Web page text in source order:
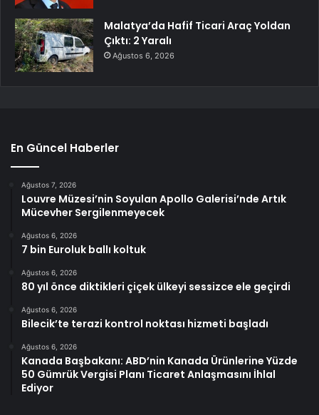
Malatya’da Hafif Ticari Araç Yoldan
Çıktı: 2 Yaralı
Ağustos 6, 2026
En Güncel Haberler
Ağustos 7, 2026
Louvre Müzesi’nin Soyulan Apollo Galerisi’nde Artık
Mücevher Sergilenmeyecek
Ağustos 6, 2026
7 bin Euroluk ballı koltuk
Ağustos 6, 2026
80 yıl önce diktikleri çiçek ülkeyi sessizce ele geçirdi
Ağustos 6, 2026
Bilecik’te terazi kontrol noktası hizmeti başladı
Ağustos 6, 2026
Kanada Başbakanı: ABD’nin Kanada Ürünlerine Yüzde
50 Gümrük Vergisi Planı Ticaret Anlaşmasını İhlal
Ediyor